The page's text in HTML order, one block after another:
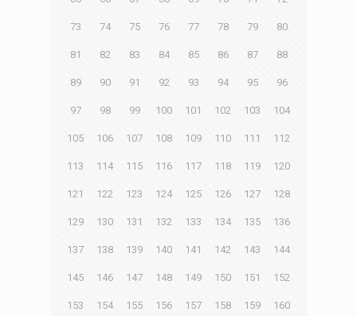
73 74 75 76 77 78 79 80
81 82 83 84 85 86 87 88
89 90 91 92 93 94 95 96
97 98 99 100 101 102 103 104
105 106 107 108 109 110 111 112
113 114 115 116 117 118 119 120
121 122 123 124 125 126 127 128
129 130 131 132 133 134 135 136
137 138 139 140 141 142 143 144
145 146 147 148 149 150 151 152
153 154 155 156 157 158 159 160